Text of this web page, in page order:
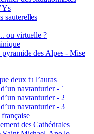
sauterelles
ou virtuelle ?
des Alpes - Mise
deux tu l’auras
navranturier - 1
navranturier - 2
navranturier - 3
des Cathédrales